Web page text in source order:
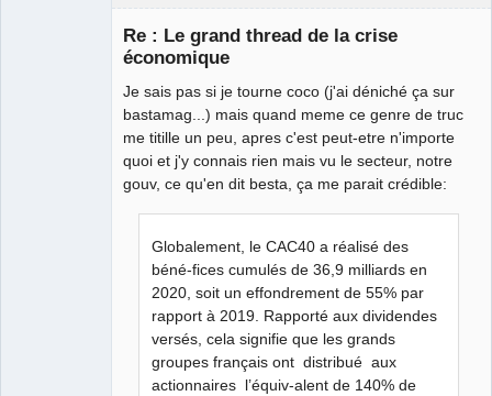
Re : Le grand thread de la crise
économique
Je sais pas si je tourne coco (j'ai déniché ça sur
bastamag...) mais quand meme ce genre de truc
me titille un peu, apres c'est peut-etre n'importe
quoi et j'y connais rien mais vu le secteur, notre
gouv, ce qu'en dit besta, ça me parait crédible:
Globalement, le CAC40 a réalisé des
béné-fices cumulés de 36,9 milliards en
2020, soit un effondrement de 55% par
rapport à 2019. Rapporté aux dividendes
versés, cela signifie que les grands
groupes français ont distribué aux
actionnaires l’équiv-alent de 140% de